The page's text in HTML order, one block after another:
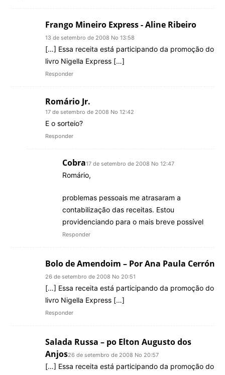
Frango Mineiro Express - Aline Ribeiro
13 de setembro de 2008 No 13:58
[…] Essa receita está participando da promoção do
livro Nigella Express […]
Responder
Romário Jr.
17 de setembro de 2008 No 12:42
E o sorteio?
Responder
Cobra17 de setembro de 2008 No 12:47
Romário,
problemas pessoais me atrasaram a
contabilização das receitas. Estou
providenciando para o mais breve possível
Responder
Bolo de Amendoim – Por Ana Paula Cerrón
26 de setembro de 2008 No 20:51
[…] Essa receita está participando da promoção do
livro Nigella Express […]
Responder
Salada Russa – po Elton Augusto dos
Anjos26 de setembro de 2008 No 20:57
[…] Essa receita está participando da promoção do